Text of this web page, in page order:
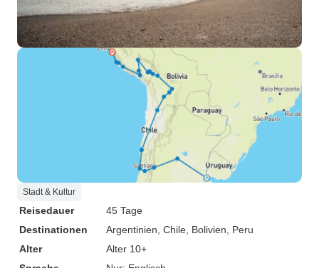
Stadt & Kultur
Reisedauer
45 Tage
Destinationen
Argentinien , Chile , Bolivien , Peru
Alter
Alter 10+